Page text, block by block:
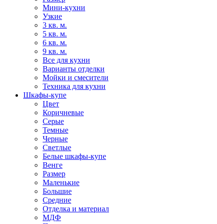
Мини-кухни
Узкие
3 кв. м.
5 кв. м.
6 кв. м.
9 кв. м.
Все для кухни
Варианты отделки
Мойки и смесители
Техника для кухни
Шкафы-купе
Цвет
Коричневые
Серые
Темные
Черные
Светлые
Белые шкафы-купе
Венге
Размер
Маленькие
Большие
Средние
Отделка и материал
МДФ